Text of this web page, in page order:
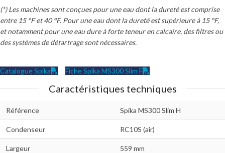
(*) Les machines sont conçues pour une eau dont la dureté est comprise
entre 15 °F et 40 °F. Pour une eau dont la dureté est supérieure à 15 °F,
et notamment pour une eau dure à forte teneur en calcaire, des filtres ou
des systèmes de détartrage sont nécessaires.
Catalogue Spika Fiche Spika MS300 Slim F
Caractéristiques techniques
Référence Spika MS300 Slim H
Condenseur RC10S (air)
Largeur 559 mm